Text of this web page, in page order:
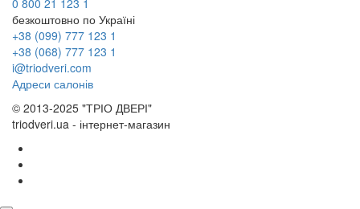
безкоштовно по Україні
+38 (099) 777 123 1
+38 (068) 777 123 1
i@triodveri.com
Адреси салонів
© 2013-2025 "ТРІО ДВЕРІ"
triodveri.ua - інтернет-магазин